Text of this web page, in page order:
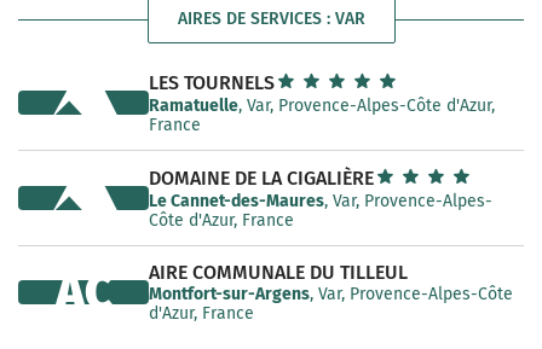
AIRES DE SERVICES : VAR
LES TOURNELS
Ramatuelle, Var, Provence-Alpes-Côte d'Azur,
France
DOMAINE DE LA CIGALIÈRE
Le Cannet-des-Maures, Var, Provence-Alpes-
Côte d'Azur, France
AIRE COMMUNALE DU TILLEUL
Montfort-sur-Argens, Var, Provence-Alpes-Côte
d'Azur, France
AC